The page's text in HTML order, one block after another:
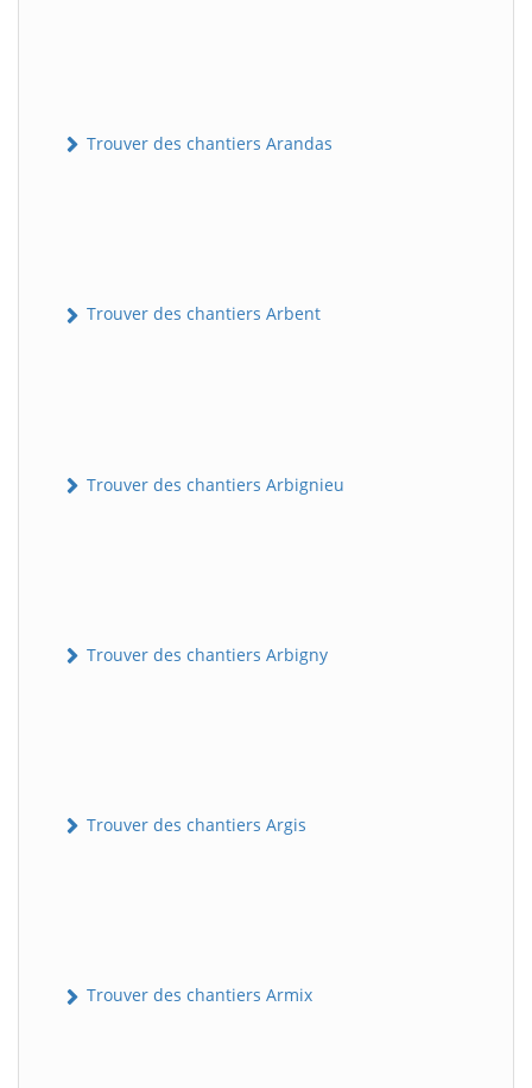
Trouver des chantiers Arandas
Trouver des chantiers Arbent
Trouver des chantiers Arbignieu
Trouver des chantiers Arbigny
Trouver des chantiers Argis
Trouver des chantiers Armix